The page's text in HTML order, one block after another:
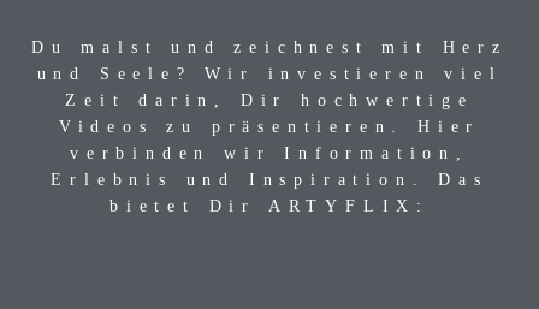
Du malst und zeichnest mit Herz
und Seele? Wir investieren viel
Zeit darin, Dir hochwertige
Videos zu präsentieren. Hier
verbinden wir Information,
Erlebnis und Inspiration. Das
bietet Dir ARTYFLIX: